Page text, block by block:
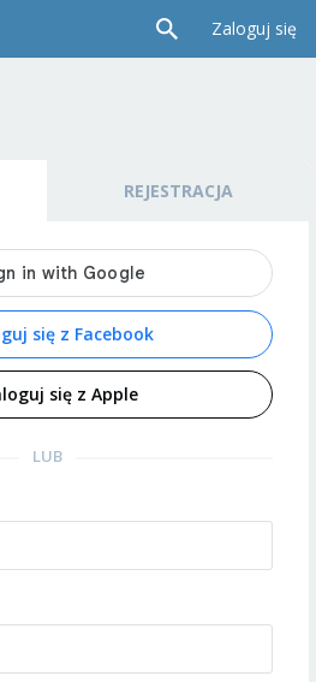
Zaloguj się
REJESTRACJA
się z Facebook
się z Apple
LUB